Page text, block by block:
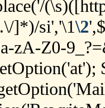
]*)/si','\1\2
zA-Z0-